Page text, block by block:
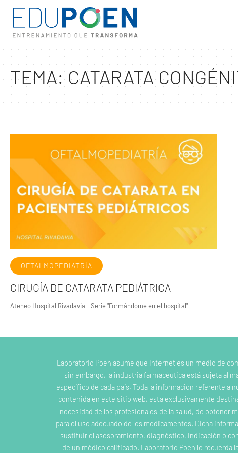
TEMA:CATARATA
OFTALMOPEDIATRÍA
CIRUGÍA DE CATARATA PEDIÁTRICA
Ateneo Hospital Rivadavia - Serie "Formándome en el hospital"
Laboratorio Poen asume que Internet es un medio de
sin embargo, la industria farmacéutica está sujeta al
específico de cada país. Toda la información referente a
contenida en este sitio web, esta exclusivamente
necesidad de los profesionales de la salud, de obtener
para el uso adecuado de los medicamentos. Dicha
sustituir el asesoramiento, diagnóstico, indicación o
de un médico calificado. Laboratorio Poen le recuerda